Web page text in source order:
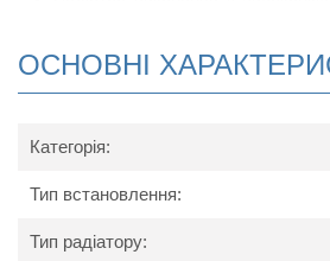
своєрідних П-подібних
ОСНОВНІ
Категорія:
Тип встановлення:
Тип радіатору: